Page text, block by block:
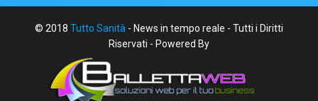
© 2018 Tutto Sanità - News in tempo reale - Tutti i Diritti
Riservati - Powered By